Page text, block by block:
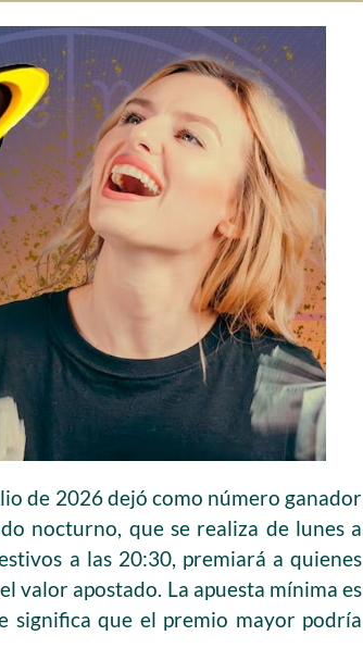
de 2026 dejó como número ganador
nocturno, que se realiza de lunes a
a las 20:30, premiará a quienes
valor apostado. La apuesta mínima es
significa que el premio mayor podría